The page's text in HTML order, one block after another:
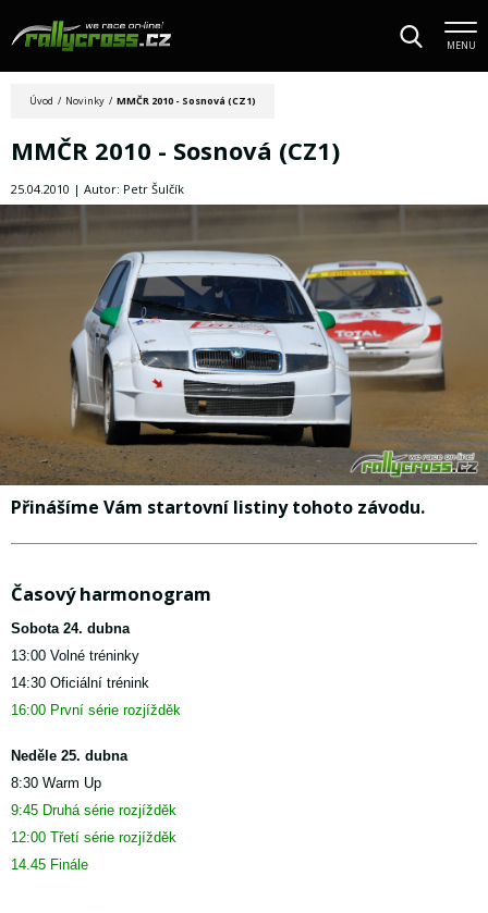
MENU
Úvod / Novinky / MMČR 2010 - Sosnová (CZ1)
MMČR 2010 - Sosnová (CZ1)
25.04.2010 | Autor: Petr Šulčík
Přinášíme Vám startovní listiny tohoto závodu.
Časový harmonogram
Sobota 24. dubna
13:00 Volné tréninky
14:30 Oficiální trénink
16:00 První série rozjížděk
Neděle 25. dubna
8:30 Warm Up
9:45 Druhá série rozjížděk
12:00 Třetí série rozjížděk
14.45 Finále